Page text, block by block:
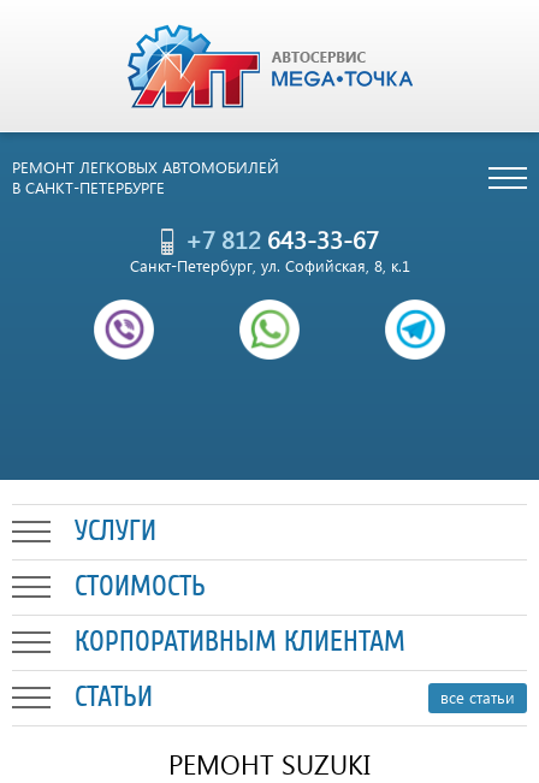
РЕМОНТ ЛЕГКОВЫХ АВТОМОБИЛЕЙ
В САНКТ-ПЕТЕРБУРГЕ
+7 812643-33-67
Санкт-Петербург, ул. Софийская, 8, к.1
УСЛУГИ
СТОИМОСТЬ
КОРПОРАТИВНЫМ КЛИЕНТАМ
СТАТЬИ
все статьи
РЕМОНТ SUZUKI